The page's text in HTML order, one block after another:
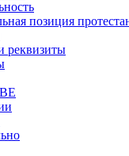
позиция
реквизиты